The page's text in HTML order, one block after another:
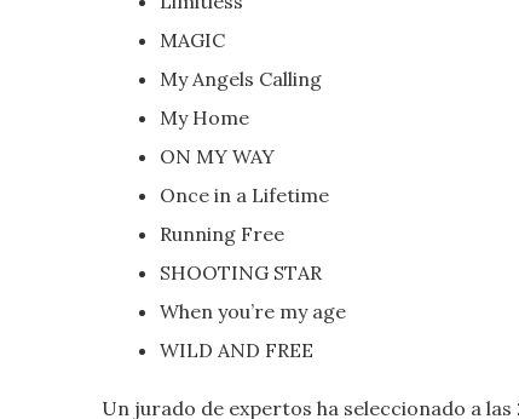
MAGIC
My Angels Calling
My Home
ON MY WAY
Once in a Lifetime
Running Free
SHOOTING STAR
When you’re my age
WILD AND FREE
Un jurado de expertos ha seleccionado a